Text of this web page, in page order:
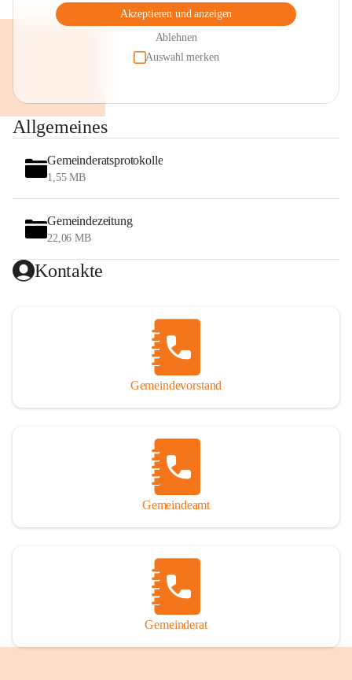
Akzeptieren und anzeigen
Ablehnen
Auswahl merken
Allgemeines
Gemeinderatsprotokolle
1,55 MB
Gemeindezeitung
22,06 MB
Kontakte
Gemeindevorstand
Gemeindeamt
Gemeinderat